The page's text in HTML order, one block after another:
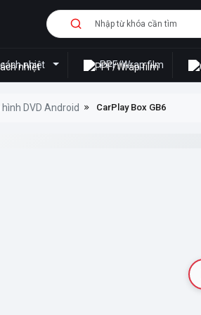
nhiệt PPF/Wrap film
hình DVD Android CarPlay Box GB6